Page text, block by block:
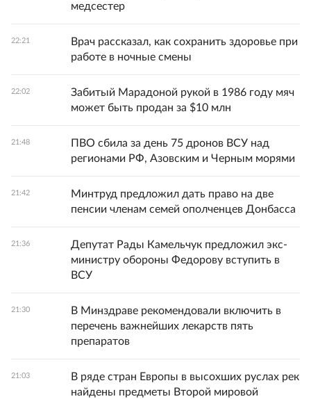
медсестер
22:21
Врач рассказал, как сохранить здоровье при
работе в ночные смены
22:02
Забитый Марадоной рукой в 1986 году мяч
может быть продан за $10 млн
21:48
ПВО сбила за день 75 дронов ВСУ над
регионами РФ, Азовским и Черным морями
21:42
Минтруд предложил дать право на две
пенсии членам семей ополченцев Донбасса
21:36
Депутат Рады Камельчук предложил экс-
министру обороны Федорову вступить в
ВСУ
21:30
В Минздраве рекомендовали включить в
перечень важнейших лекарств пять
препаратов
21:03
В ряде стран Европы в высохших руслах рек
найдены предметы Второй мировой